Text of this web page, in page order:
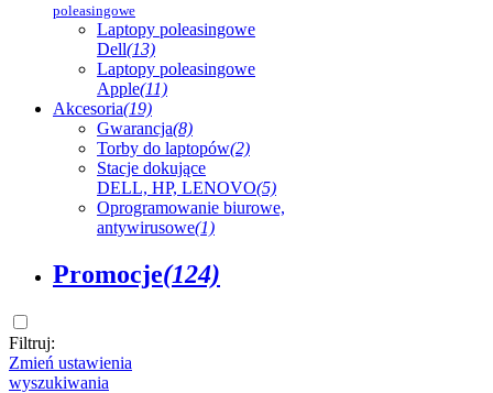
poleasingowe
Laptopy poleasingowe
Dell(13)
Laptopy poleasingowe
Apple(11)
Akcesoria(19)
Gwarancja(8)
Torby do laptopów(2)
Stacje dokujące
DELL, HP, LENOVO(5)
Oprogramowanie biurowe,
antywirusowe(1)
Promocje(124)
Filtruj:
Zmień ustawienia
wyszukiwania